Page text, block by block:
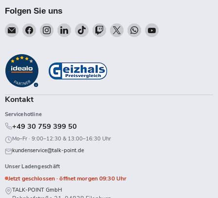
Folgen Sie uns
Email
Talk-
Finden
Sie
auf
Facebook
Finden
Sie
auf
Instagram
Finden
Sie
auf
LinkedIn
Finden
Sie
auf
TikTok
Finden
Sie
Twitch
Finden
Sie
Finden
Sie
Finden
Kontakt
Servicehotline
+49 30 759 399 50
Mo–Fr · 9:00–12:30 & 13:00–16:30 Uhr
kundenservice@talk-point.de
Unser Ladengeschäft
Jetzt geschlossen · öffnet morgen 09:30 Uhr
TALK-POINT GmbH